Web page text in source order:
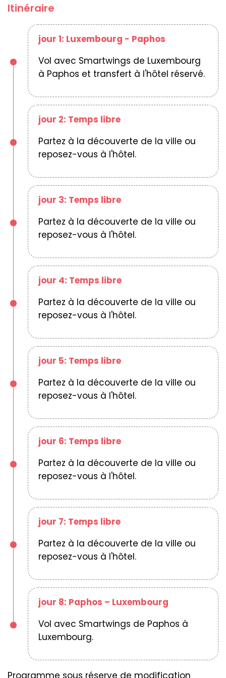
Itinéraire
jour 1: Luxembourg - Paphos
Vol avec Smartwings de Luxembourg
à Paphos et transfert à l'hôtel réservé.
jour 2: Temps libre
Partez à la découverte de la ville ou
reposez-vous à l'hôtel.
jour 3: Temps libre
Partez à la découverte de la ville ou
reposez-vous à l'hôtel.
jour 4: Temps libre
Partez à la découverte de la ville ou
reposez-vous à l'hôtel.
jour 5: Temps libre
Partez à la découverte de la ville ou
reposez-vous à l'hôtel.
jour 6: Temps libre
Partez à la découverte de la ville ou
reposez-vous à l'hôtel.
jour 7: Temps libre
Partez à la découverte de la ville ou
reposez-vous à l'hôtel.
jour 8: Paphos – Luxembourg
Vol avec Smartwings de Paphos à
Luxembourg.
Programme sous réserve de modification